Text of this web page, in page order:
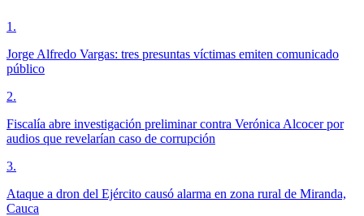
1 .
Jorge Alfredo Vargas: tres presuntas víctimas emiten comunicado
público
2.
Fiscalía abre investigación preliminar contra Verónica Alcocer por
audios que revelarían caso de corrupción
3.
Ataque a dron del Ejército causó alarma en zona rural de Miranda,
Cauca